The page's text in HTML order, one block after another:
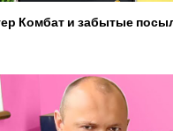
Комбат и забытые